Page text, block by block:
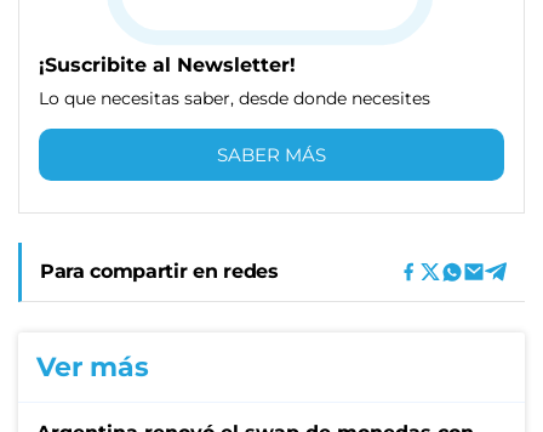
¡Suscribite al Newsletter!
Lo que necesitas saber, desde donde necesites
SABER MÁS
Para compartir en redes
Ver más